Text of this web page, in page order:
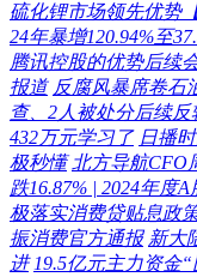
硫化锂市场领先优势
24年暴增120.94%至
腾讯控股的优势后续
报道 反腐风暴席卷石
查、2人被处分后续反
432万元学习了 日播
极秒懂 北方导航CFO
跌16.87% | 2024年度
极落实消费贷贴息政
振消费官方通报 新大
进 19.5亿元主力资金